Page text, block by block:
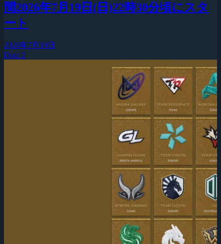
間2026年7月19日(日)22時30分頃にスタ
ート
2026年7月19日
Dota 2